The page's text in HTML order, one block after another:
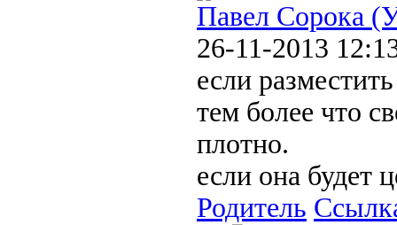
Павел Сорока
26-11-2013
если
тем более что
плотно.
если она будет
Родитель